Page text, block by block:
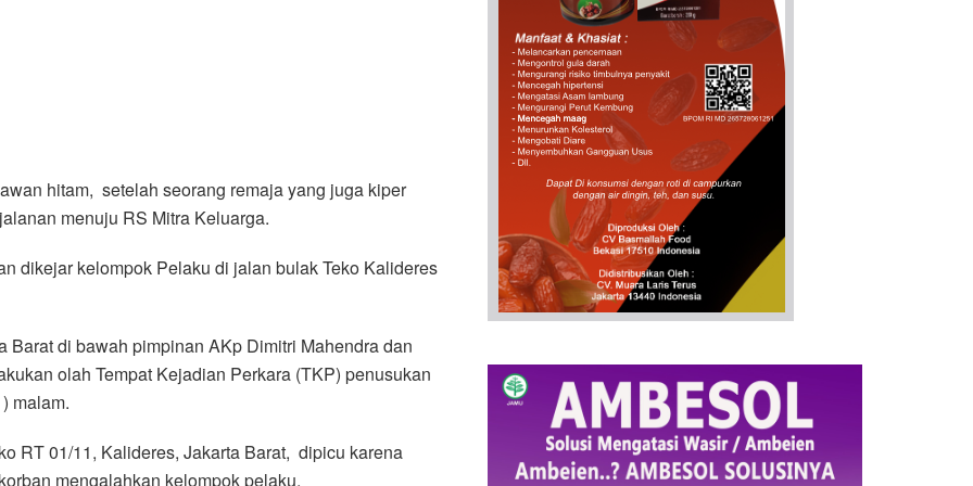
hitam, setelah seorang remaja yang juga kiper
menuju RS Mitra Keluarga.
dikejar kelompok Pelaku di jalan bulak Teko Kalideres
di bawah pimpinan AKp Dimitri Mahendra dan
olah Tempat Kejadian Perkara (TKP) penusukan
malam.
RT 01/11, Kalideres, Jakarta Barat, dipicu karena
mengalahkan kelompok pelaku.